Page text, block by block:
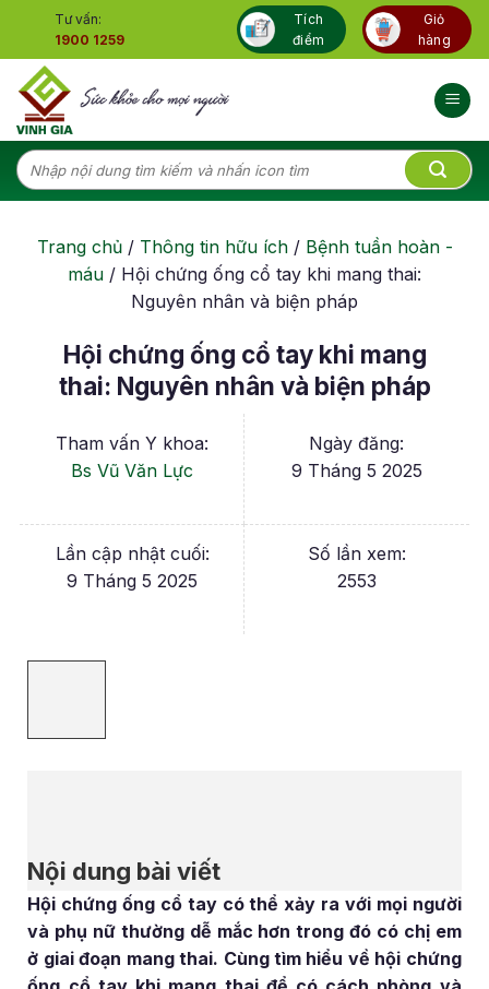
content
Tư vấn:
1900 1259
Tích
điểm
Giỏ
hàng
Tìm
kiếm:
Trang chủ/ Thông tin hữu ích/ Bệnh tuần hoàn -
máu / Hội chứng ống cổ tay khi mang thai:
Nguyên nhân và biện pháp
Hội chứng ống cổ tay khi mang
thai: Nguyên nhân và biện pháp
Tham vấn Y khoa:
Bs Vũ Văn Lực
Ngày đăng:
9 Tháng 5 2025
Lần cập nhật cuối:
9 Tháng 5 2025
Số lần xem:
2553
Nội dung bài viết
Hội chứng ống cổ tay có thể xảy ra với mọi người
và phụ nữ thường dễ mắc hơn trong đó có chị em
ở giai đoạn mang thai. Cùng tìm hiểu về hội chứng